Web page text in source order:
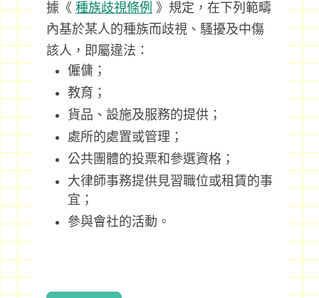
據《 種族歧視條例 》規定，在下列範疇
內基於某人的種族而歧視、騷擾及中傷
該人，即屬違法：
僱傭；
教育；
貨品、設施及服務的提供；
處所的處置或管理；
公共團體的投票和參選資格；
大律師事務提供見習職位或租賃的事
宜；
參與會社的活動。